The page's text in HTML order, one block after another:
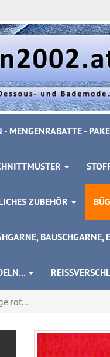
- MENGENRABATTE -
ZUBEHÖR
BAUSCHGARNE,
rot...